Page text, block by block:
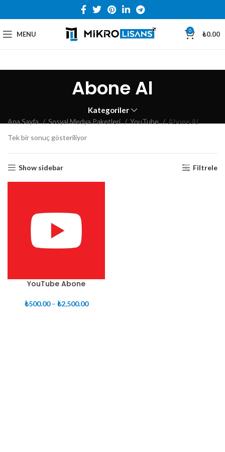
MENU 0 ₺0.00
Abone Al
Kategoriler
Ana Sayfa Sosyal Medya Paketleri YouTube
Abone Al
Tek bir sonuç gösteriliyor
Show sidebar Filtrele
YouTube Abone
₺500.00 – ₺2,500.00Fiyat